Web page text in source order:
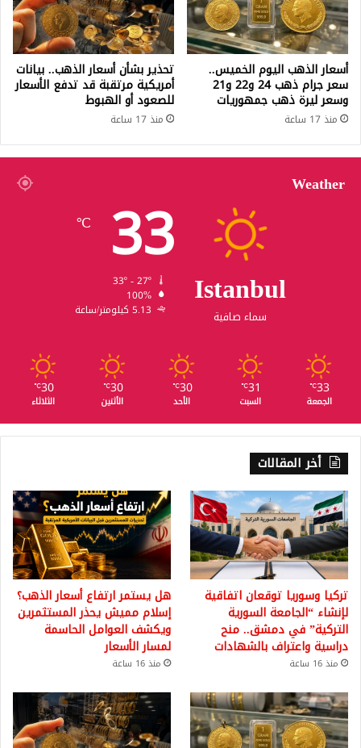
أسعار الذهب اليوم الخميس..
سعر جرام ذهب 24 و22 و21
وسعر ليرة ذهب جمهوريات
منذ 17 ساعة
تحذير بشأن أسعار الذهب.. بيانات
أمريكية مرتقبة قد تدفع الأسعار
للصعود أو الهبوط
منذ 17 ساعة
Weather
Istanbul
سماء صافية
33
℃
100%
5.13 كيلومتر/ساعة
33
℃
الجمعة
31
℃
السبت
30
℃
الأحد
30
℃
الأثنين
30
℃
الثلاثاء
أخر المقالات
تركيا وسوريا توقعان اتفاقية
لإنشاء “الجامعة السورية
التركية” في دمشق.. منح
دراسية واعتراف بالشهادات
منذ 16 ساعة
هل يستمر ارتفاع أسعار الذهب؟
إسلام مميش يحذر المستثمرين
ويكشف العوامل الحاسمة
لمسار الأسعار
منذ 16 ساعة